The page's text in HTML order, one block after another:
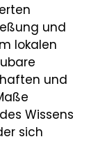
und
lokalen
und
Wissens
sich